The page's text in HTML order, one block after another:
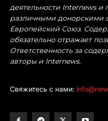
деятельности Internews и
различными донорскими
Европейский Союз.
обязательно отражает
Ответственность за
авторы и Internews.
Свяжитесь с нами: